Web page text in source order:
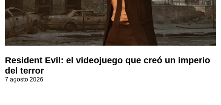
Resident Evil: el videojuego que creó un imperio
del terror
7 agosto 2026